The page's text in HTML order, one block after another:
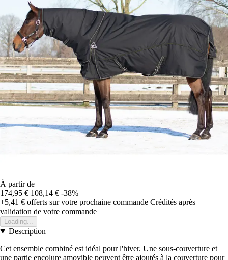
À partir de
174,95 € 108,14 € -38%
+5,41 € offerts sur votre prochaine commande Crédités après
validation de votre commande
Loading...
Description
Cet ensemble combiné est idéal pour l'hiver. Une sous-couverture et
une partie encolure amovible peuvent être ajoutés à la couverture pour